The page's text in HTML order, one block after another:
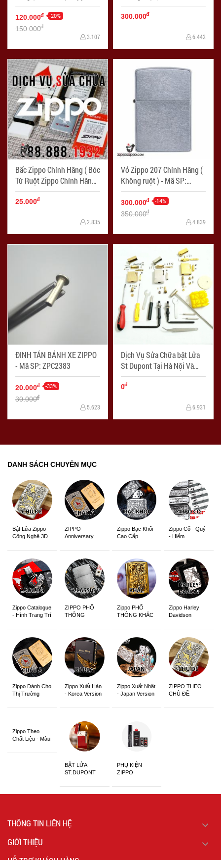
chính hãng ) - Mã SP:
LKZ004
120.000đ -20%
150.000đ
3.107
LKZ005
300.000đ
6.442
Bấc Zippo Chính Hãng ( Bóc
Từ Ruột Zippo Chính Hãng )
- Mã SP: LKZ006
25.000đ
2.835
Vỏ Zippo 207 Chính Hãng (
Không ruột ) - Mã SP:
LKZ007
300.000đ -14%
350.000đ
4.839
ĐINH TÁN BÁNH XE ZIPPO
- Mã SP: ZPC2383
20.000đ -33%
30.000đ
5.623
Dịch Vụ Sửa Chữa bật Lửa
St Dupont Tại Hà Nội Và
Thành Phố Hồ Chí Minh -
Mã SP: ZPC04044
0đ
6.931
DANH SÁCH CHUYÊN MỤC
Bật Lửa Zippo
Công Nghệ 3D
ZIPPO
Anniversary
Zippo Bạc Khối
Cao Cấp
Zippo Cổ - Quý
- Hiếm
Zippo Catalogue
- Hình Trang Trí
ZIPPO PHỔ
THÔNG
Zippo PHỔ
THÔNG KHẮC
Zippo Harley
Davidson
Zippo Dành Cho
Thị Trường
Zippo Xuất Hàn
- Korea Version
Zippo Xuất Nhật
- Japan Version
ZIPPO THEO
CHỦ ĐỀ
Zippo Theo
Chất Liệu - Màu
BẬT LỬA
ST.DUPONT
PHỤ KIỆN
ZIPPO
THÔNG TIN LIÊN HỆ
GIỚI THIỆU